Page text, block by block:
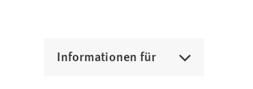
Informationen für